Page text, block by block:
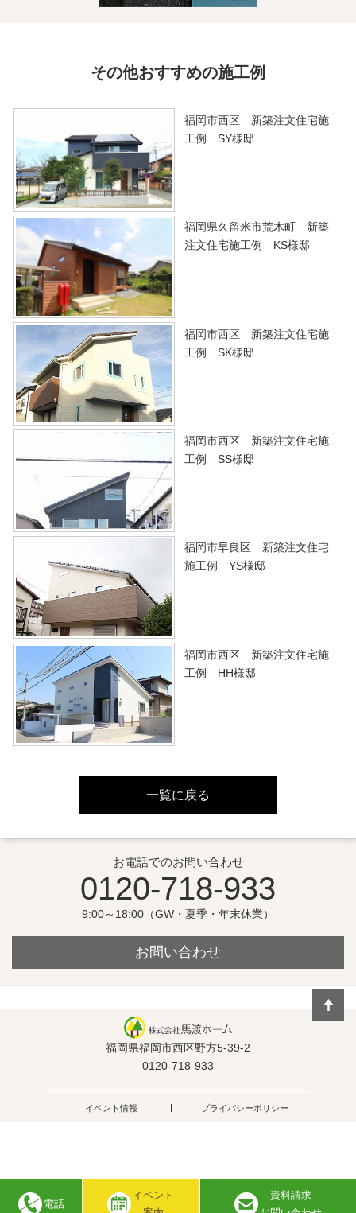
電話
イベント
資料請求
その他おすすめの施工例
福岡市西区 新築注文住宅施
工例 SY様邸
福岡県久留米市荒木町 新築
注文住宅施工例 KS様邸
福岡市西区 新築注文住宅施
工例 SK様邸
福岡市西区 新築注文住宅施
工例 SS様邸
福岡市早良区 新築注文住宅
施工例 YS様邸
福岡市西区 新築注文住宅施
工例 HH様邸
一覧に戻る
お電話でのお問い合わせ
0120-718-933
9:00～18:00（GW・夏季・年末休業）
お問い合わせ
福岡県福岡市西区野方5-39-2
0120-718-933
イベント情報 プライバシーポリシー
Copyright © 株式会社馬渡ホーム